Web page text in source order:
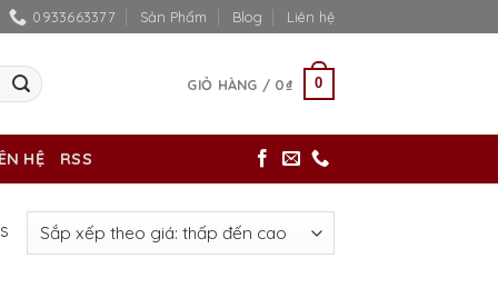
0933663377 Sản Phẩm Blog Liên hệ
GIỎ HÀNG / 0₫ 0
HỆ RSS